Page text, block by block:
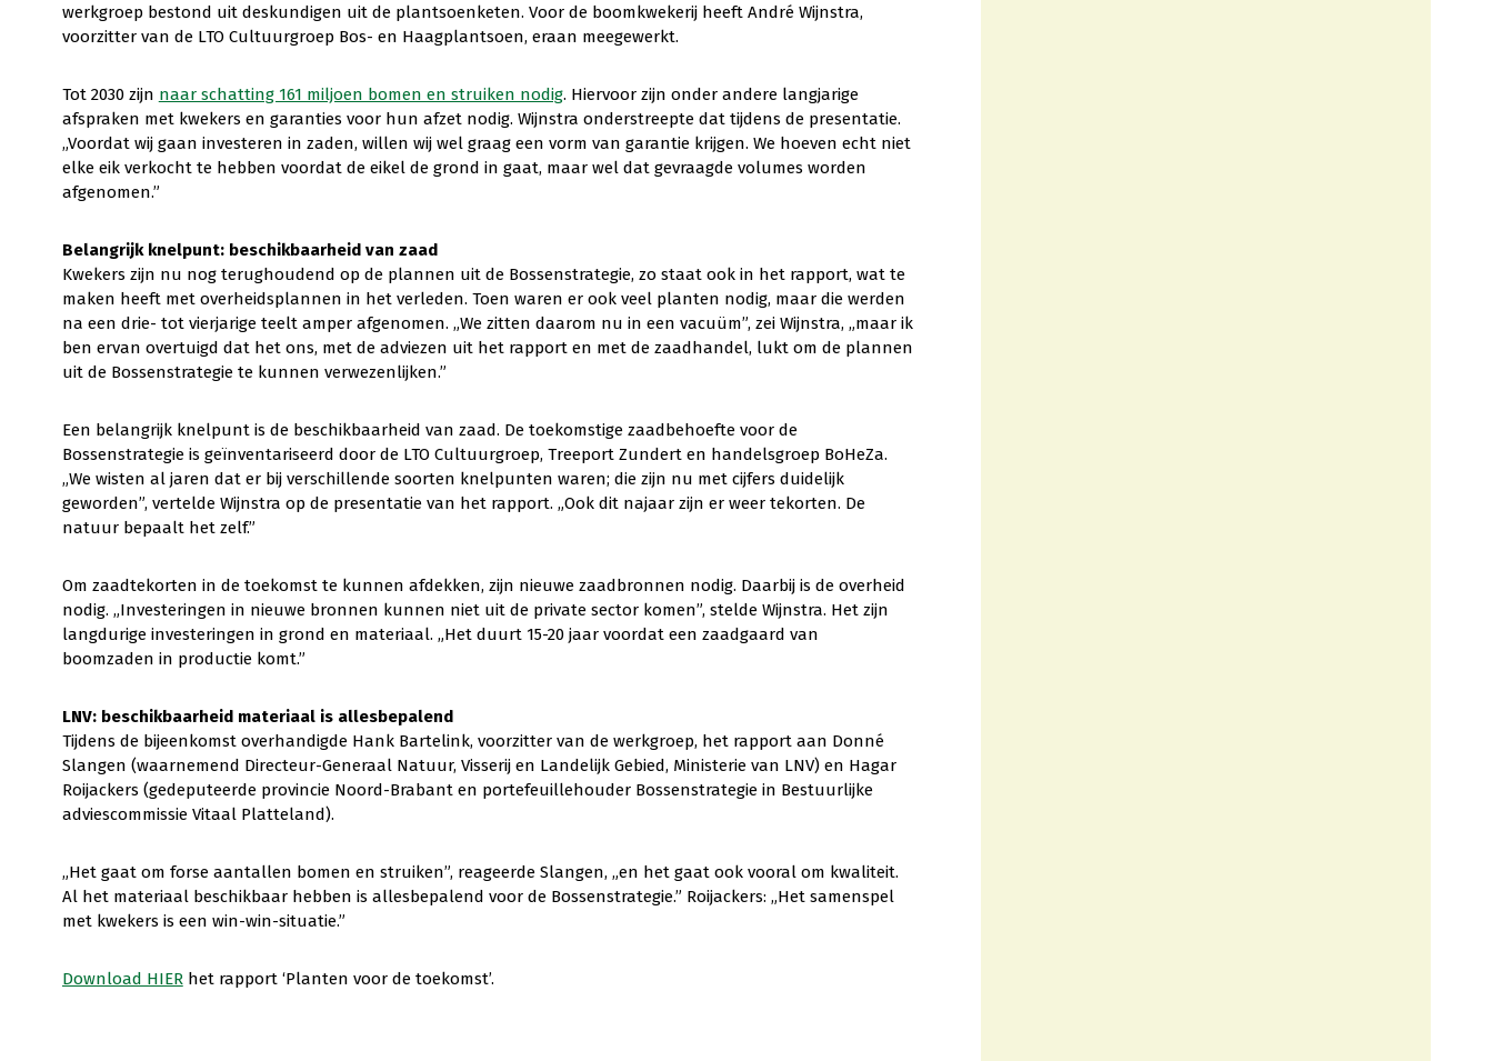
werkgroep bestond uit deskundigen uit de plantsoenketen. Voor de boomkwekerij heeft André Wijnstra,
voorzitter van de LTO Cultuurgroep Bos- en Haagplantsoen, eraan meegewerkt.
Tot 2030 zijn naar schatting 161 miljoen bomen en struiken nodig. Hiervoor zijn onder andere langjarige
afspraken met kwekers en garanties voor hun afzet nodig. Wijnstra onderstreepte dat tijdens de presentatie.
„Voordat wij gaan investeren in zaden, willen wij wel graag een vorm van garantie krijgen. We hoeven echt niet
elke eik verkocht te hebben voordat de eikel de grond in gaat, maar wel dat gevraagde volumes worden
afgenomen.”
Belangrijk knelpunt: beschikbaarheid van zaad
Kwekers zijn nu nog terughoudend op de plannen uit de Bossenstrategie, zo staat ook in het rapport, wat te
maken heeft met overheidsplannen in het verleden. Toen waren er ook veel planten nodig, maar die werden
na een drie- tot vierjarige teelt amper afgenomen. „We zitten daarom nu in een vacuüm”, zei Wijnstra, „maar ik
ben ervan overtuigd dat het ons, met de adviezen uit het rapport en met de zaadhandel, lukt om de plannen
uit de Bossenstrategie te kunnen verwezenlijken.”
Een belangrijk knelpunt is de beschikbaarheid van zaad. De toekomstige zaadbehoefte voor de
Bossenstrategie is geïnventariseerd door de LTO Cultuurgroep, Treeport Zundert en handelsgroep BoHeZa.
„We wisten al jaren dat er bij verschillende soorten knelpunten waren; die zijn nu met cijfers duidelijk
geworden”, vertelde Wijnstra op de presentatie van het rapport. „Ook dit najaar zijn er weer tekorten. De
natuur bepaalt het zelf.”
Om zaadtekorten in de toekomst te kunnen afdekken, zijn nieuwe zaadbronnen nodig. Daarbij is de overheid
nodig. „Investeringen in nieuwe bronnen kunnen niet uit de private sector komen”, stelde Wijnstra. Het zijn
langdurige investeringen in grond en materiaal. „Het duurt 15-20 jaar voordat een zaadgaard van
boomzaden in productie komt.”
LNV: beschikbaarheid materiaal is allesbepalend
Tijdens de bijeenkomst overhandigde Hank Bartelink, voorzitter van de werkgroep, het rapport aan Donné
Slangen (waarnemend Directeur-Generaal Natuur, Visserij en Landelijk Gebied, Ministerie van LNV) en Hagar
Roijackers (gedeputeerde provincie Noord-Brabant en portefeuillehouder Bossenstrategie in Bestuurlijke
adviescommissie Vitaal Platteland).
„Het gaat om forse aantallen bomen en struiken”, reageerde Slangen, „en het gaat ook vooral om kwaliteit.
Al het materiaal beschikbaar hebben is allesbepalend voor de Bossenstrategie.” Roijackers: „Het samenspel
met kwekers is een win-win-situatie.”
Download HIERhet rapport ‘Planten voor de toekomst’.